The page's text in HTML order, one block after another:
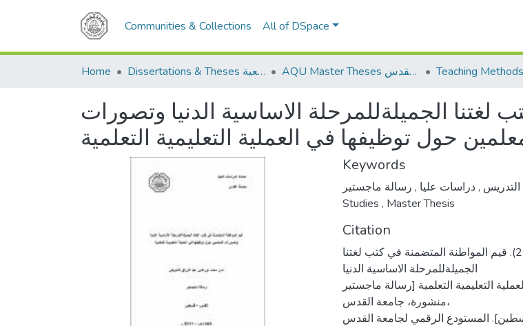
Communities & Collections All of DSpace
Home Dissertations & Theses الرسائل الجامعية AQU Master Theses الرسائل الجامعية الخاصة بجامعة القدس
لغتنا الجميلةللمرحلة الاساسية الدنيا وتصورات
حول توظيفها في العملية التعليمية التعلمية
Keywords
,دراسات عليا ,
Studies , Master Thesis
Citation
الشويكي، ندى محمد نور الدين. (2019). قيم المواطنة المتضمنة في كتب لغتنا
الجميلةللمرحلة الاساسية الدنيا
التعليمية التعلمية [رسالة ماجستير
منشورة، جامعة القدس،